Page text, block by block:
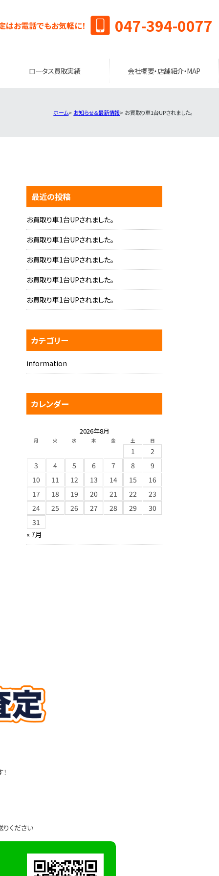
はお電話でもお気軽に！ 047-394-0077
ロータス買取実績 会社概要・店舗紹介・MAP
ホーム お知らせ＆最新情報 お買取り車1台UPされました。
最近の投稿
お買取り車1台UPされました。
お買取り車1台UPされました。
お買取り車1台UPされました。
お買取り車1台UPされました。
お買取り車1台UPされました。
カテゴリー
information
カレンダー
2026年8月
月 火 水 木 金 土 日
1
2
3
4 5 6 7 8
9
10
11 12 13 14 15
16
17
18 19 20 21 22
23
24
25 26 27 28 29
30
31
« 7月
ください